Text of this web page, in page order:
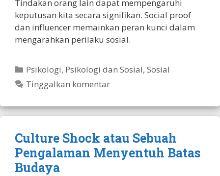
Tindakan orang lain dapat mempengaruhi
keputusan kita secara signifikan. Social proof
dan influencer memainkan peran kunci dalam
mengarahkan perilaku sosial.
Kategori
Psikologi, Psikologi dan Sosial,Sosial
Tinggalkan komentar
Culture Shock atau Sebuah
Pengalaman Menyentuh Batas
Budaya